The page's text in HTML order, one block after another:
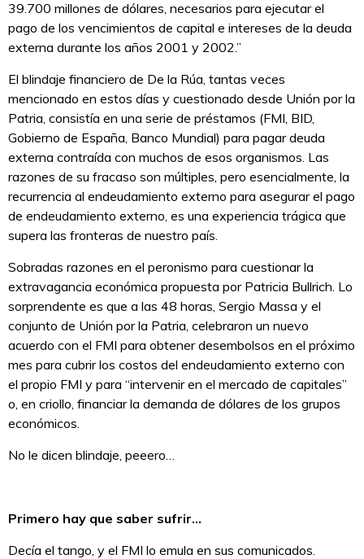
39.700 millones de dólares, necesarios para ejecutar el
pago de los vencimientos de capital e intereses de la deuda
externa durante los años 2001 y 2002.”
El blindaje financiero de De la Rúa, tantas veces
mencionado en estos días y cuestionado desde Unión por la
Patria, consistía en una serie de préstamos (FMI, BID,
Gobierno de España, Banco Mundial) para pagar deuda
externa contraída con muchos de esos organismos. Las
razones de su fracaso son múltiples, pero esencialmente, la
recurrencia al endeudamiento externo para asegurar el pago
de endeudamiento externo, es una experiencia trágica que
supera las fronteras de nuestro país.
Sobradas razones en el peronismo para cuestionar la
extravagancia económica propuesta por Patricia Bullrich. Lo
sorprendente es que a las 48 horas, Sergio Massa y el
conjunto de Unión por la Patria, celebraron un nuevo
acuerdo con el FMI para obtener desembolsos en el próximo
mes para cubrir los costos del endeudamiento externo con
el propio FMI y para “intervenir en el mercado de capitales”
o, en criollo, financiar la demanda de dólares de los grupos
económicos.
No le dicen blindaje, peeero…
Primero hay que saber sufrir…
Decía el tango, y el FMI lo emula en sus comunicados.